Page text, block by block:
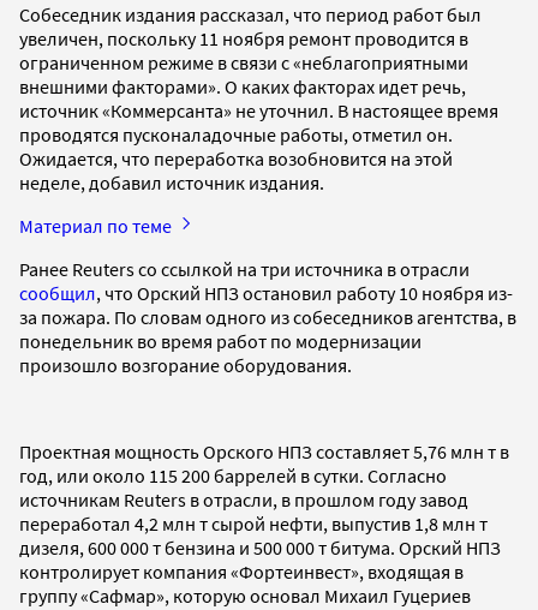
Собеседник издания рассказал, что период работ был
увеличен, поскольку 11 ноября ремонт проводится в
ограниченном режиме в связи с «неблагоприятными
внешними факторами». О каких факторах идет речь,
источник «Коммерсанта» не уточнил. В настоящее время
проводятся пусконаладочные работы, отметил он.
Ожидается, что переработка возобновится на этой
неделе, добавил источник издания.
Материал по теме
Ранее Reuters со ссылкой на три источника в отрасли
сообщил, что Орский НПЗ остановил работу 10 ноября из-
за пожара. По словам одного из собеседников агентства, в
понедельник во время работ по модернизации
произошло возгорание оборудования.
Проектная мощность Орского НПЗ составляет 5,76 млн т в
год, или около 115 200 баррелей в сутки. Согласно
источникам Reuters в отрасли, в прошлом году завод
переработал 4,2 млн т сырой нефти, выпустив 1,8 млн т
дизеля, 600 000 т бензина и 500 000 т битума. Орский НПЗ
контролирует компания «Фортеинвест», входящая в
группу «Сафмар», которую основал Михаил Гуцериев